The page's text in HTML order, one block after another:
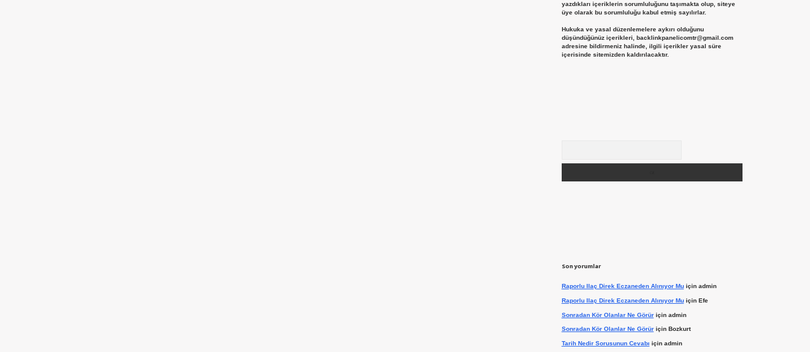
yazdıkları içeriklerin sorumluluğunu taşımakta olup, siteye
üye olarak bu sorumluluğu kabul etmiş sayılırlar.
Hukuka ve yasal düzenlemelere aykırı olduğunu
düşündüğünüz içerikleri, backlinkpanelicomtr@gmail.com
adresine bildirmeniz halinde, ilgili içerikler yasal süre
içerisinde sitemizden kaldırılacaktır.
Son yorumlar
Raporlu Ilaç Direk Eczaneden Alınıyor Muiçin admin
Raporlu Ilaç Direk Eczaneden Alınıyor Muiçin Efe
Sonradan Kör Olanlar Ne Görüriçin admin
Sonradan Kör Olanlar Ne Görüriçin Bozkurt
Tarih Nedir Sorusunun Cevabı için admin